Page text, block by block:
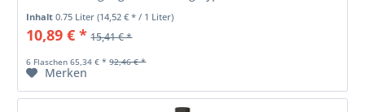
schiefergeprägte Terroir. Ideal...
Inhalt0.75 Liter(14,52 € * / 1 Liter)
10,89 € * 15,41 € *
6 Flaschen 65,34 € * 92,46 € *
Merken